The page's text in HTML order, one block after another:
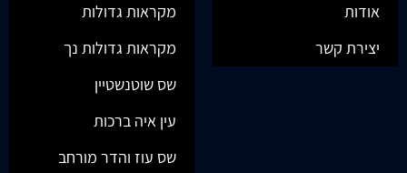
אודות
יצירת קשר
מקראות גדולות
מקראות גדולות נך
שס שוטנשטיין
עין איה ברכות
שס עוז והדר מורחב